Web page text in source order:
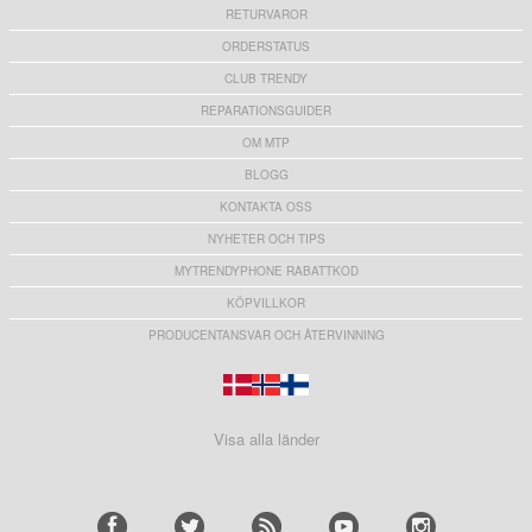
RETURVAROR
ORDERSTATUS
CLUB TRENDY
REPARATIONSGUIDER
OM MTP
BLOGG
KONTAKTA OSS
NYHETER OCH TIPS
MYTRENDYPHONE RABATTKOD
KÖPVILLKOR
PRODUCENTANSVAR OCH ÅTERVINNING
Visa alla länder